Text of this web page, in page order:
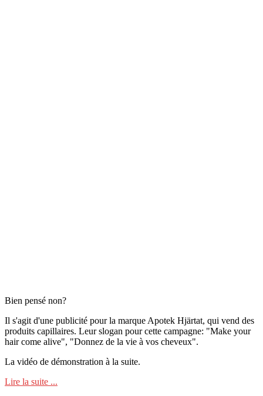
Bien pensé non?
Il s'agit d'une publicité pour la marque Apotek Hjärtat, qui vend des
produits capillaires. Leur slogan pour cette campagne: "Make your
hair come alive", "Donnez de la vie à vos cheveux".
La vidéo de démonstration à la suite.
Lire la suite ...